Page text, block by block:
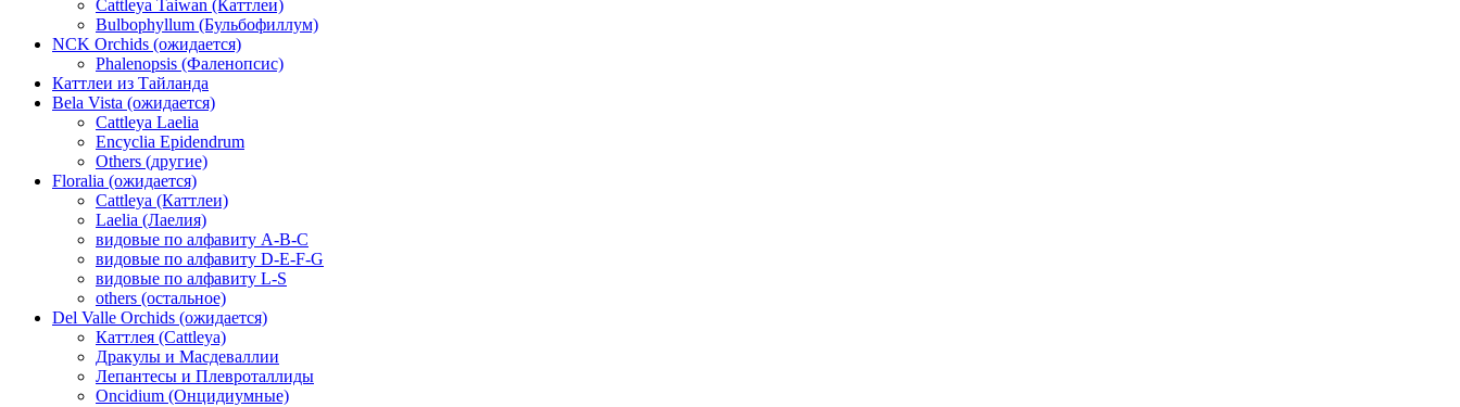
Cattleya Taiwan (Каттлеи)
Bulbophyllum (Бульбофиллум)
NCK Orchids (ожидается)
Phalenopsis (Фаленопсис)
Каттлеи из Тайланда
Bela Vista (ожидается)
Cattleya Laelia
Encyclia Epidendrum
Others (другие)
Floralia (ожидается)
Cattleya (Каттлеи)
Laelia (Лаелия)
видовые по алфавиту A-B-C
видовые по алфавиту D-E-F-G
видовые по алфавиту L-S
others (остальное)
Del Valle Orchids (ожидается)
Каттлея (Cattleya)
Дракулы и Масдеваллии
Лепантесы и Плевроталлиды
Oncidium (Онцидиумные)